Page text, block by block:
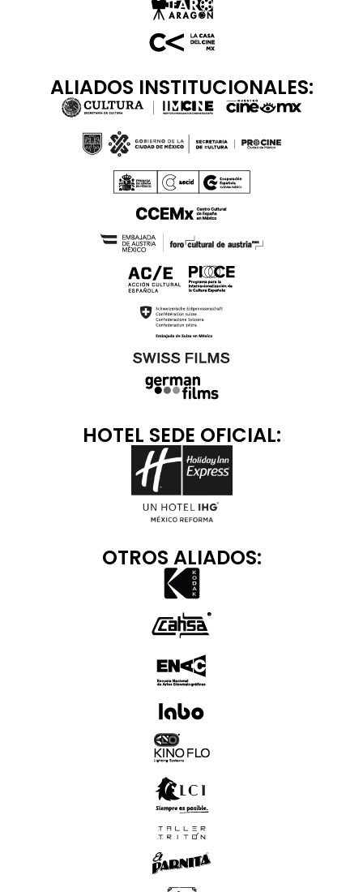
ALIADOS INSTITUCIONALES:
HOTEL SEDE OFICIAL:
OTROS ALIADOS: